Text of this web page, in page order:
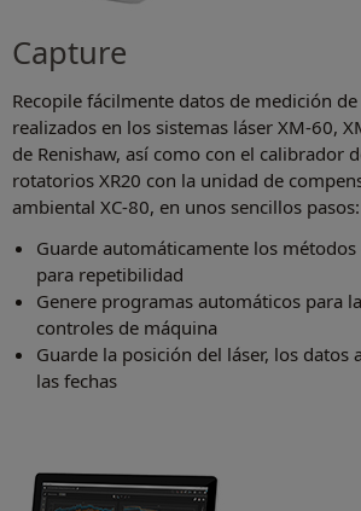
Capture
Recopile fácilmente datos de medición
realizados en los sistemas láser XM-60,
de Renishaw, así como con el calibrador
rotatorios XR20 con la unidad de
ambiental XC-80, en unos sencillos pasos:
Guarde automáticamente los métodos
para repetibilidad
Genere programas automáticos para
controles de máquina
Guarde la posición del láser, los datos
las fechas